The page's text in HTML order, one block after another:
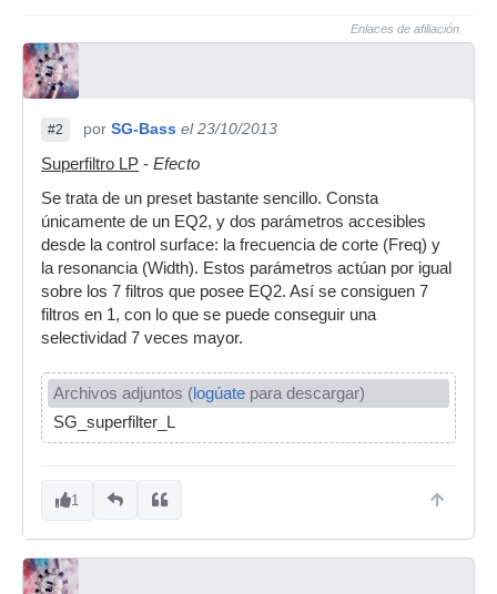
Enlaces de afiliación
#2 por SG-Bass el 23/10/2013
Superfiltro LP - Efecto
Se trata de un preset bastante sencillo. Consta
únicamente de un EQ2, y dos parámetros accesibles
desde la control surface: la frecuencia de corte (Freq) y
la resonancia (Width). Estos parámetros actúan por igual
sobre los 7 filtros que posee EQ2. Así se consiguen 7
filtros en 1, con lo que se puede conseguir una
selectividad 7 veces mayor.
Archivos adjuntos (logúate para descargar)
SG_superfilter_LP.fst
1